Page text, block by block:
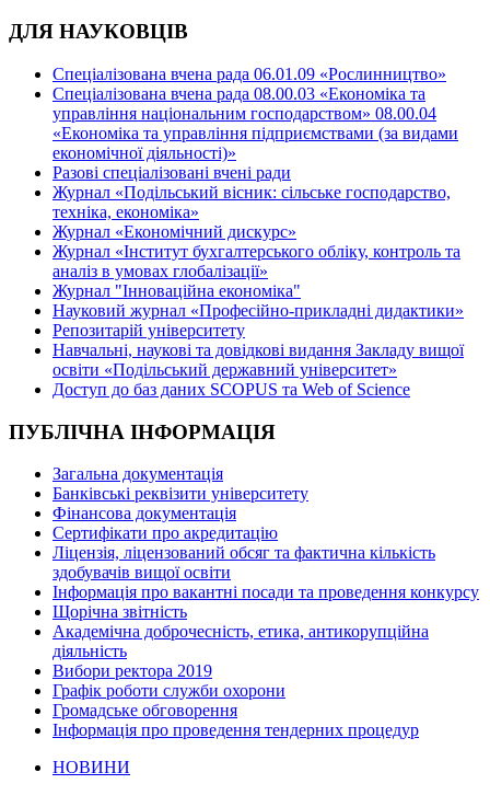
ДЛЯ НАУКОВЦІВ
Спеціалізована вчена рада 06.01.09 «Рослинництво»
Спеціалізована вчена рада 08.00.03 «Економіка та
управління національним господарством» 08.00.04
«Економіка та управління підприємствами (за видами
економічної діяльності)»
Разові спеціалізовані вчені ради
Журнал «Подільський вісник: сільське господарство,
техніка, економіка»
Журнал «Економічний дискурс»
Журнал «Інститут бухгалтерського обліку, контроль та
аналіз в умовах глобалізації»
Журнал "Інноваційна економіка"
Науковий журнал «Професійно-прикладні дидактики»
Репозитарій університету
Навчальні, наукові та довідкові видання Закладу вищої
освіти «Подільський державний університет»
Доступ до баз даних SCOPUS та Web of Science
ПУБЛІЧНА ІНФОРМАЦІЯ
Загальна документація
Банківські реквізити університету
Фінансова документація
Сертифікати про акредитацію
Ліцензія, ліцензований обсяг та фактична кількість
здобувачів вищої освіти
Інформація про вакантні посади та проведення конкурсу
Щорічна звітність
Академічна доброчесність, етика, антикорупційна
діяльність
Вибори ректора 2019
Графік роботи служби охорони
Громадське обговорення
Інформація про проведення тендерних процедур
НОВИНИ